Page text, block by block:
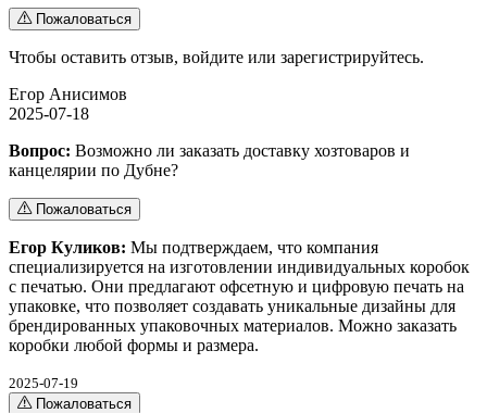
Пожаловаться
Чтобы оставить отзыв, войдите или зарегистрируйтесь.
Егор Анисимов
2025-07-18
Вопрос: Возможно ли заказать доставку хозтоваров и
канцелярии по Дубне?
Пожаловаться
Егор Куликов: Мы подтверждаем, что компания
специализируется на изготовлении индивидуальных коробок
с печатью. Они предлагают офсетную и цифровую печать на
упаковке, что позволяет создавать уникальные дизайны для
брендированных упаковочных материалов. Можно заказать
коробки любой формы и размера.
2025-07-19
Пожаловаться